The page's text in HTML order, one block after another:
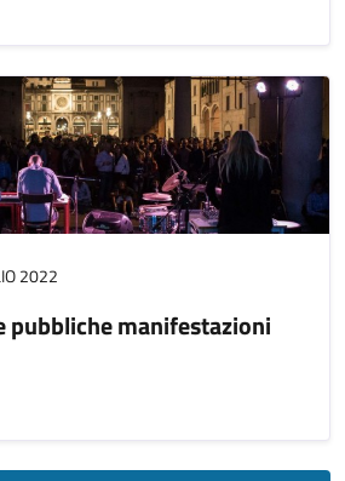
2022
pubbliche manifestazioni